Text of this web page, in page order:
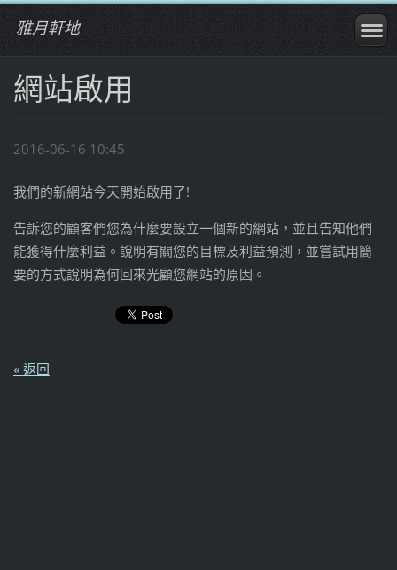
雅月軒地
網站啟用
2016-06-16 10:45
我們的新網站今天開始啟用了!
告訴您的顧客們您為什麼要設立一個新的網站，並且告知他們
能獲得什麼利益。說明有關您的目標及利益預測，並嘗試用簡
要的方式說明為何回來光顧您網站的原因。
« 返回